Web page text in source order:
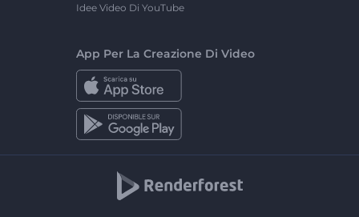
Idee Video Di YouTube
App Per La Creazione Di Video